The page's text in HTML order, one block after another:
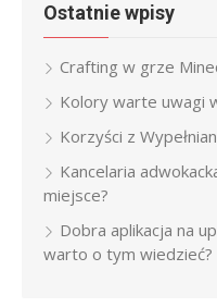
Ostatnie wpisy
Crafting w grze
Kolory warte uwagi
Korzyści z
Kancelaria
miejsce?
Dobra aplikacja na
warto o tym wiedzieć?